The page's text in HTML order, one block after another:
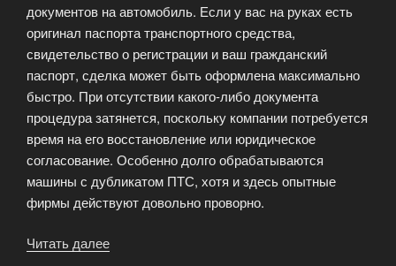
документов на автомобиль. Если у вас на руках есть
оригинал паспорта транспортного средства,
свидетельство о регистрации и ваш гражданский
паспорт, сделка может быть оформлена максимально
быстро. При отсутствии какого-либо документа
процедура затянется, поскольку компании потребуется
время на его восстановление или юридическое
согласование. Особенно долго обрабатываются
машины с дубликатом ПТС, хотя и здесь опытные
фирмы действуют довольно проворно.
Читать далее